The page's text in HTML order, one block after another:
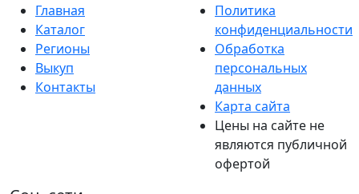
Главная
Каталог
Регионы
Выкуп
Контакты
Политика
конфиденциальности
Обработка
персональных
данных
Карта сайта
Цены на сайте не
являются публичной
офертой